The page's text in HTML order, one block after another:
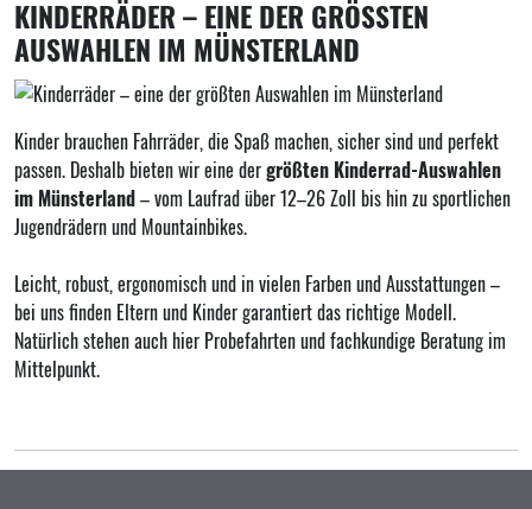
KINDERRÄDER – EINE DER GRÖSSTEN A
USWAHLEN IM MÜNSTERLAND
Kinder brauchen Fahrräder, die Spaß machen, sicher sind und perfekt
passen. Deshalb bieten wir eine dergrößten Kinderrad-Auswahlen
im Münsterland– vom Laufrad über 12–26 Zoll bis hin zu sportlichen
Jugendrädern und Mountainbikes.
Leicht, robust, ergonomisch und in vielen Farben und Ausstattungen –
bei uns finden Eltern und Kinder garantiert das richtige Modell.
Natürlich stehen auch hier Probefahrten und fachkundige Beratung im
Mittelpunkt.